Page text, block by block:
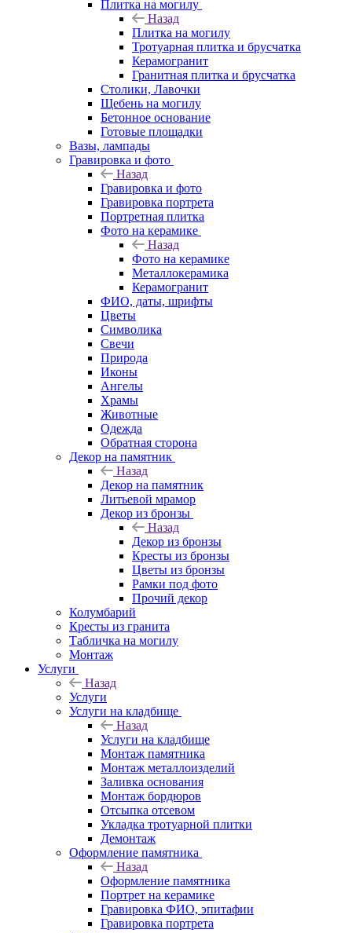
Плитка на могилу
Назад
Плитка на могилу
Тротуарная плитка и брусчатка
Керамогранит
Гранитная плитка и брусчатка
Столики, Лавочки
Щебень на могилу
Бетонное основание
Готовые площадки
Вазы, лампады
Гравировка и фото
Назад
Гравировка и фото
Гравировка портрета
Портретная плитка
Фото на керамике
Назад
Фото на керамике
Металлокерамика
Керамогранит
ФИО, даты, шрифты
Цветы
Символика
Свечи
Природа
Иконы
Ангелы
Храмы
Животные
Одежда
Обратная сторона
Декор на памятник
Назад
Декор на памятник
Литьевой мрамор
Декор из бронзы
Назад
Декор из бронзы
Кресты из бронзы
Цветы из бронзы
Рамки под фото
Прочий декор
Колумбарий
Кресты из гранита
Табличка на могилу
Монтаж
Услуги
Назад
Услуги
Услуги на кладбище
Назад
Услуги на кладбище
Монтаж памятника
Монтаж металлоизделий
Заливка основания
Монтаж бордюров
Отсыпка отсевом
Укладка тротуарной плитки
Демонтаж
Оформление памятника
Назад
Оформление памятника
Портрет на керамике
Гравировка ФИО, эпитафии
Гравировка портрета